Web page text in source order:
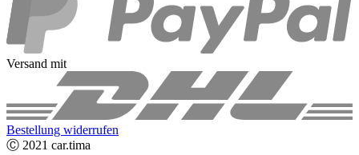
Versand mit
Bestellung widerrufen
Ⓒ 2021 car.tima